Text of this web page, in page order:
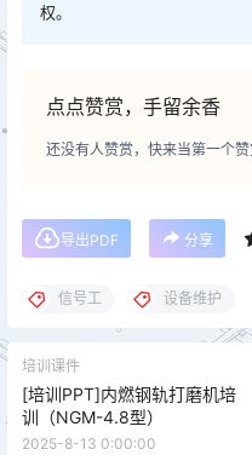
权。
点点赞赏，手留余香
还没有人赞赏，快来当第一个赞
导出PDF 分享
信号工 设备维护
培训课件
[培训PPT]内燃钢轨打磨机培
训（NGM-4.8型）
2025-8-13 0:00:00